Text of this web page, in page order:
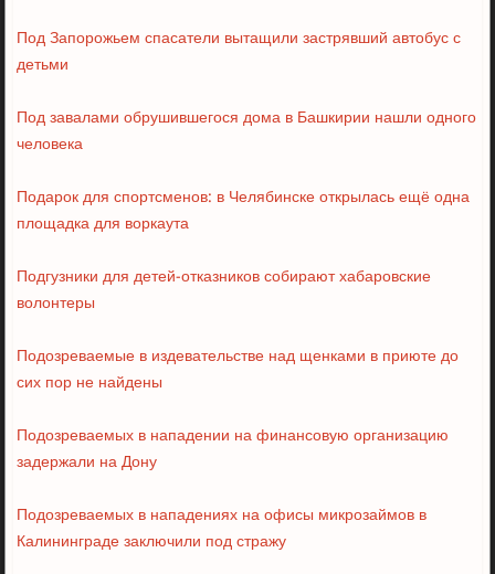
Под Запорожьем спасатели вытащили застрявший автобус с
детьми
Под завалами обрушившегося дома в Башкирии нашли одного
человека
Подарок для спортсменов: в Челябинске открылась ещё одна
площадка для воркаута
Подгузники для детей-отказников собирают хабаровские
волонтеры
Подозреваемые в издевательстве над щенками в приюте до
сих пор не найдены
Подозреваемых в нападении на финансовую организацию
задержали на Дону
Подозреваемых в нападениях на офисы микрозаймов в
Калининграде заключили под стражу